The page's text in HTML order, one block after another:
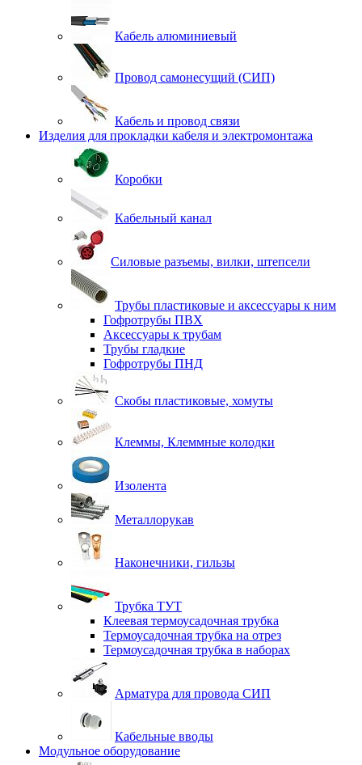
Кабель алюминиевый
Провод самонесущий (СИП)
Кабель и провод связи
Изделия для прокладки кабеля и электромонтажа
Коробки
Кабельный канал
Силовые разъемы, вилки, штепсели
Трубы пластиковые и аксессуары к ним
Гофротрубы ПВХ
Аксессуары к трубам
Трубы гладкие
Гофротрубы ПНД
Скобы пластиковые, хомуты
Клеммы, Клеммные колодки
Изолента
Металлорукав
Наконечники, гильзы
Трубка ТУТ
Клеевая термоусадочная трубка
Термоусадочная трубка на отрез
Термоусадочная трубка в наборах
Арматура для провода СИП
Кабельные вводы
Модульное оборудование